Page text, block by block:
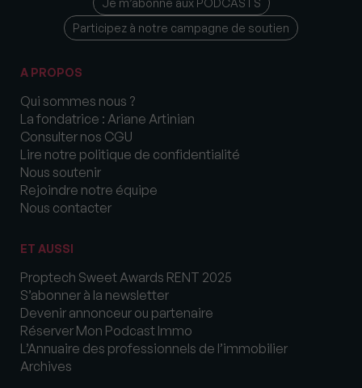
Je m’abonne aux PODCASTS
Participez à notre campagne de soutien
A PROPOS
Qui sommes nous ?
La fondatrice : Ariane Artinian
Consulter nos CGU
Lire notre politique de confidentialité
Nous soutenir
Rejoindre notre équipe
Nous contacter
ET AUSSI
Proptech Sweet Awards RENT 2025
S’abonner à la newsletter
Devenir annonceur ou partenaire
Réserver Mon Podcast Immo
L’Annuaire des professionnels de l’immobilier
Archives